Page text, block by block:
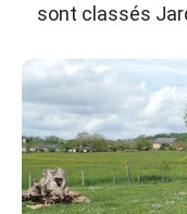
sont classés